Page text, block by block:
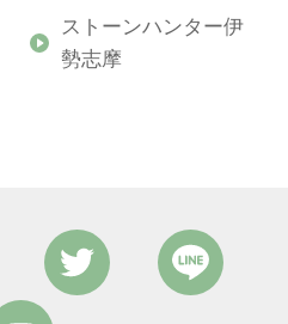
ストーンハンター伊
勢志摩